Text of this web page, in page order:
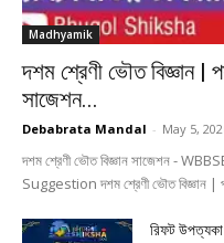
Madhyamik
দশম শ্রেণী ভৌত বিজ্ঞান |
সাজেশন...
Debabrata Mandal - May 5,
দশম শ্রেণী ভৌত বিজ্ঞান সাজেশন -
Suggestion দশম শ্রেণী ভৌত বিজ্ঞান |
রিফট